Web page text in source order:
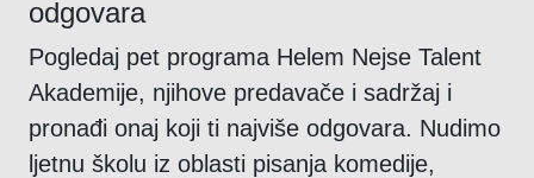
odgovara
Pogledaj pet programa Helem Nejse Talent
Akademije, njihove predavače i sadržaj i
pronađi onaj koji ti najviše odgovara. Nudimo
ljetnu školu iz oblasti pisanja komedije,